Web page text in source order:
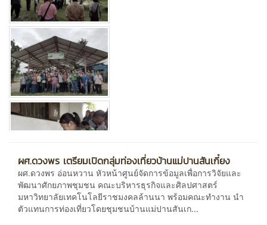
ผศ.ดวงพร เตรียมเปิดกลุ่มท่องเที่ยวบ้านแม่ปานสันเกี๋ยง
ผศ.ดวงพร อ่อนหวาน หัวหน้าศูนย์จัดการข้อมูลเพื่อการวิจัยและ
พัฒนาศักยภาพชุมชน คณะบริหารธุรกิจและศิลปศาสตร์
มหาวิทยาลัยเทคโนโลยีราชมงคลล้านนา พร้อมคณะทำงาน นำ
ตัวแทนการท่องเที่ยวโดยชุมชนบ้านแม่ปานสันเก...